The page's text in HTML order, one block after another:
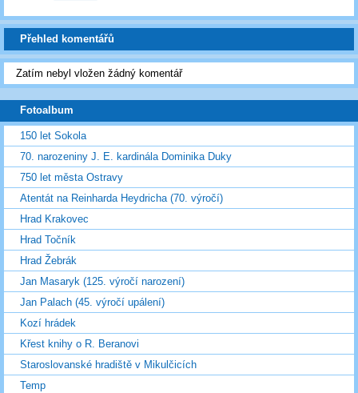
Přehled komentářů
Zatím nebyl vložen žádný komentář
Fotoalbum
150 let Sokola
70. narozeniny J. E. kardinála Dominika Duky
750 let města Ostravy
Atentát na Reinharda Heydricha (70. výročí)
Hrad Krakovec
Hrad Točník
Hrad Žebrák
Jan Masaryk (125. výročí narození)
Jan Palach (45. výročí upálení)
Kozí hrádek
Křest knihy o R. Beranovi
Staroslovanské hradiště v Mikulčicích
Temp